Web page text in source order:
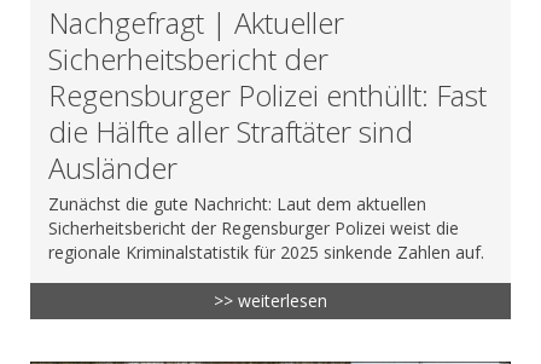
Nachgefragt | Aktueller
Sicherheitsbericht der
Regensburger Polizei enthüllt: Fast
die Hälfte aller Straftäter sind
Ausländer
Zunächst die gute Nachricht: Laut dem aktuellen
Sicherheitsbericht der Regensburger Polizei weist die
regionale Kriminalstatistik für 2025 sinkende Zahlen auf.
>> weiterlesen